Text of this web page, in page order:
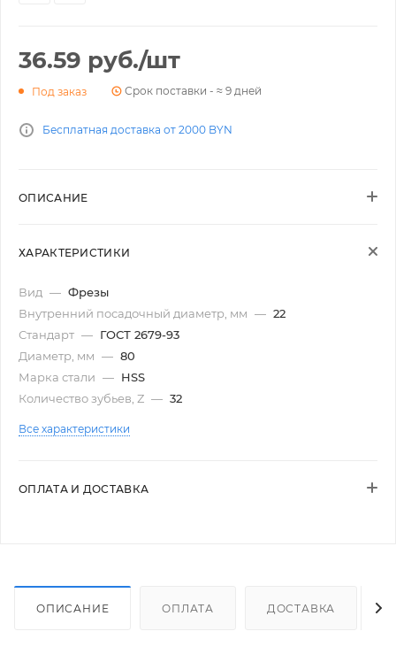
36.59 руб./шт
Под заказ Срок поставки - ≈ 9 дней
Бесплатная доставка от 2000 BYN
ОПИСАНИЕ
ХАРАКТЕРИСТИКИ
Вид — Фрезы
Внутренний посадочный диаметр, мм — 22
Стандарт — ГОСТ 2679-93
Диаметр, мм — 80
Марка стали — HSS
Количество зубьев, Z — 32
Все характеристики
ОПЛАТА И ДОСТАВКА
ОПИСАНИЕ ОПЛАТА ДОСТАВКА